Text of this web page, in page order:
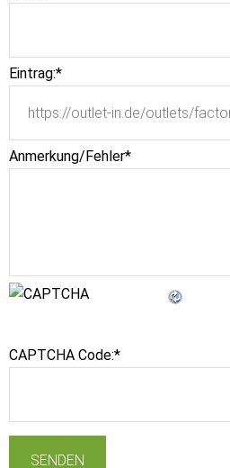
Eintrag:*
Anmerkung/Fehler*
CAPTCHA Code:*